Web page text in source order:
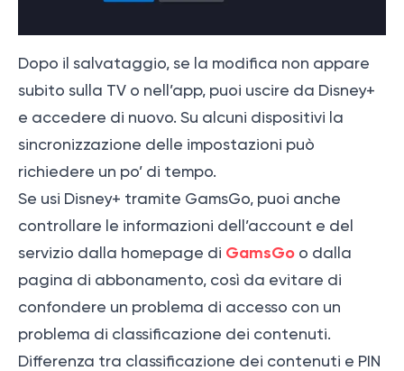
Dopo il salvataggio, se la modifica non appare
subito sulla TV o nell’app, puoi uscire da Disney+
e accedere di nuovo. Su alcuni dispositivi la
sincronizzazione delle impostazioni può
richiedere un po’ di tempo.
Se usi Disney+ tramite GamsGo, puoi anche
controllare le informazioni dell’account e del
servizio dalla homepage di GamsGo o dalla
pagina di abbonamento, così da evitare di
confondere un problema di accesso con un
problema di classificazione dei contenuti.
Differenza tra classificazione dei contenuti e PIN